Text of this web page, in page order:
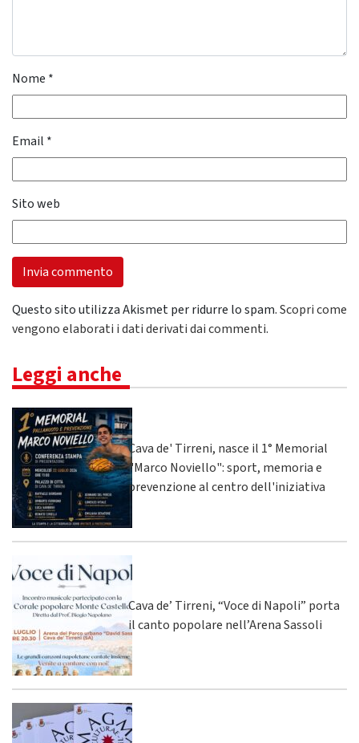
Nome *
Email *
Sito web
Questo sito utilizza Akismet per ridurre lo spam.Scopri come
vengono elaborati i dati derivati dai commenti.
Leggi anche
Cava de' Tirreni, nasce il 1° Memorial
"Marco Noviello": sport, memoria e
prevenzione al centro dell'iniziativa
Cava de’ Tirreni, “Voce di Napoli” porta
il canto popolare nell’Arena Sassoli